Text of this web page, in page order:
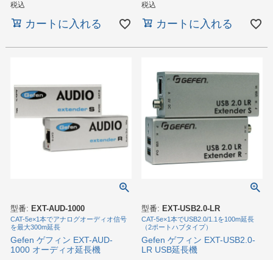
税込
カートに入れる
税込
カートに入れる
型番: EXT-AUD-1000
CAT-5e×1本でアナログオーディオ信号
を最大300m延長
Gefen ゲフィン EXT-AUD-
1000 オーディオ延長機
型番: EXT-USB2.0-LR
CAT-5e×1本でUSB2.0/1.1を100m延長
（2ポートハブタイプ）
Gefen ゲフィン EXT-USB2.0-
LR USB延長機